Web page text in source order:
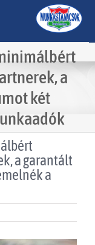
a
két
a garantált
a